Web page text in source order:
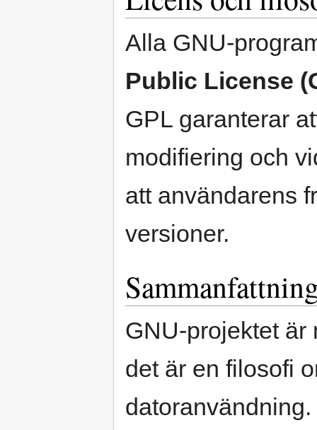
Alla GNU-
Public License
GPL garanterar
modifiering och
att användarens
versioner.
GNU-projektet är
det är en filosofi